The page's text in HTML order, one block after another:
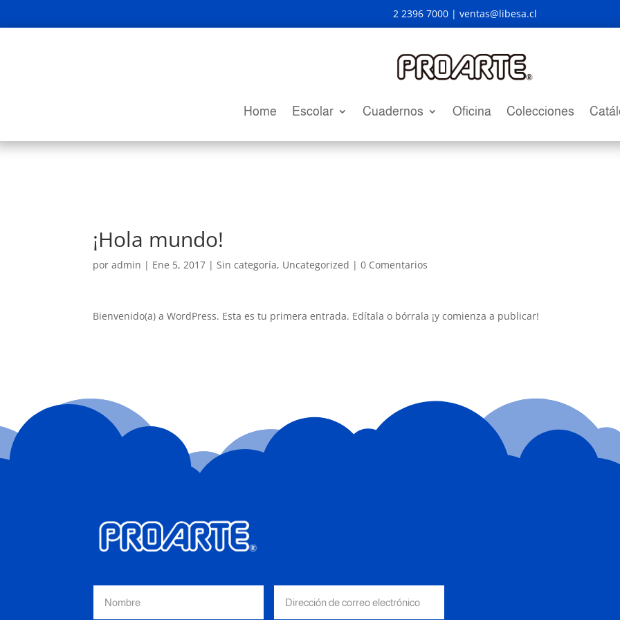
2 2396 7000 | ventas@libesa.cl
Home Escolar Cuadernos Oficina Colecciones
¡Hola mundo!
poradmin | Ene 5, 2017 | Sin categoría, Uncategorized |0 Comentarios
Bienvenido(a) a WordPress. Esta es tu primera entrada. Edítala o bórrala ¡y comienza a publicar!